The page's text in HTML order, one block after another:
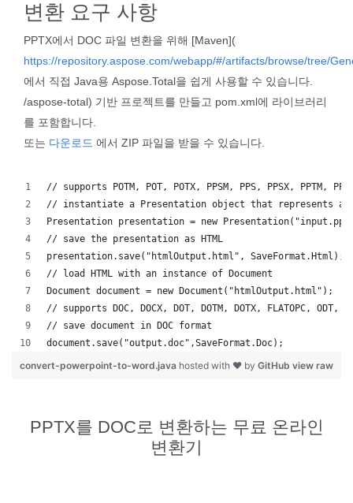
변환 요구 사항
PPTX에서 DOC 파일 변환을 위해 [Maven](
https://repository.aspose.com/webapp/#/artifacts/browse/tree/
에서 직접 Java용 Aspose.Total을 쉽게 사용할 수 있습니다.
/aspose-total) 기반 프로젝트를 만들고 pom.xml에 라이브러리
를 포함합니다.
또는 다운로드 에서 ZIP 파일을 받을 수 있습니다.
// supports POTM, POT, POTX, PPSM, PPS, PPSX, PPTM,
// instantiate a Presentation object that represents a
Presentation presentation = new
// save the presentation as HTML
presentation.save("htmlOutput.html", SaveFormat.Html);
// load HTML with an instance of Document
Document document = new Document("htmlOutput.html");
// supports DOC, DOCX, DOT, DOTM, DOTX, FLATOPC,
// save document in DOC format
document.save("output.doc",SaveFormat.Doc);
view raw
convert-powerpoint-to-word.java hosted with ❤ by GitHub
PPTX를 DOC로 변환하는 무료 온라인
변환기